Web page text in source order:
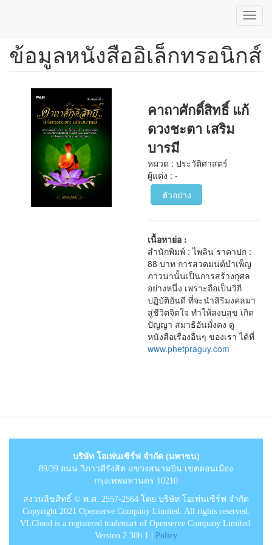
ข้าม
ข้อมูลหนังสืออิเล็กทรอนิกส์
คาถาศักดิ์สิทธิ์ แก้
ดวงชะตา เสริม
บารมี
หมวด : ประวัติศาสตร์
ผู้แต่ง : -
ตัวอย่าง
เนื้อหาย่อ :
สำนักพิมพ์ : ไพลิน ราคาปก :
88 บาท การสวดมนต์บำเพ็ญ
ภาวนานั้นเป็นการสร้างกุศล
อย่างหนึ่ง เพราะถือเป็นวิถี
ปฏิบัติอันดี ที่จะนำสิริมงคลมา
สู่ชีวิตจิตใจ ทำให้สงบสุข เกิด
ปัญญา สมาธิอันมั่งคง ดู
หนังสือเรื่องอื่นๆ ของเรา ได้ที่
www.phetpraguy.com
บริษัท โอเพ่นเซิร์ฟ จำกัด (มหาชน)
89/39 ถนน วิภาวดีรังสิต แขวงสนามบิน เขตดอนเมือง
กรุงเทพมหานคร 10210
สงวนลิขสิทธิ์ © พ.ศ. 2557-2564 โดย บริษัท โอเพ่นเซิร์ฟ จำกัด
Copyright 2021 Openserve Company Limited. All rights reserved.
VLCloud is a registered trademart of Openserve Company Limited.
Version 2.30b.1 |
Policy